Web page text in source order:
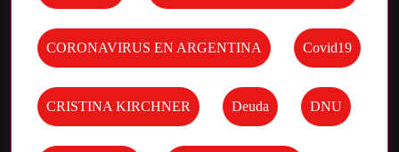
CORONAVIRUS EN ARGENTINA Covid19
CRISTINA KIRCHNER Deuda DNU